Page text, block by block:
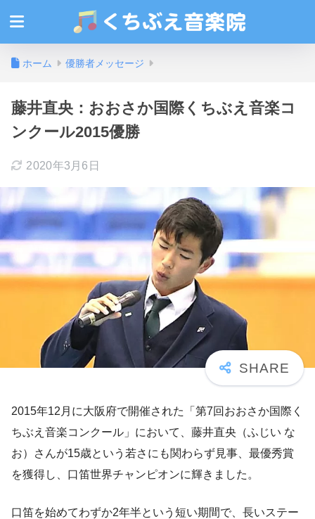
ホーム 優勝者メッセージ
藤井直央：おおさか国際くちぶえ音楽コ
ンクール2015優勝
2020年3月6日
2015年12月に大阪府で開催された「第7回おおさか国際く
ちぶえ音楽コンクール」において、藤井直央（ふじい な
お）さんが15歳という若さにも関わらず見事、最優秀賞
を獲得し、口笛世界チャンピオンに輝きました。
口笛を始めてわずか2年半という短い期間で、長いステー